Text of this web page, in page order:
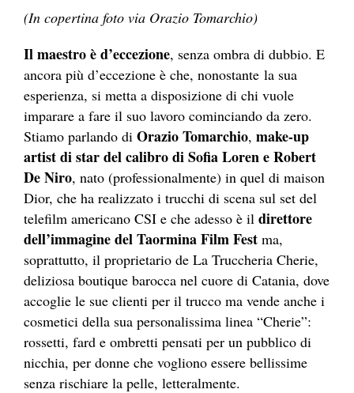
(In copertina foto via Orazio Tomarchio)
Il maestro è d’eccezione, senza ombra di dubbio. E
ancora più d’eccezione è che, nonostante la sua
esperienza, si metta a disposizione di chi vuole
imparare a fare il suo lavoro cominciando da zero.
Stiamo parlando di Orazio Tomarchio, make-up
artist di star del calibro di Sofia Loren e Robert
De Niro, nato (professionalmente) in quel di maison
Dior, che ha realizzato i trucchi di scena sul set del
telefilm americano CSI e che adesso è il direttore
dell’immagine del Taormina Film Fest ma,
soprattutto, il proprietario de La Truccheria Cherie,
deliziosa boutique barocca nel cuore di Catania, dove
accoglie le sue clienti per il trucco ma vende anche i
cosmetici della sua personalissima linea “Cherie”:
rossetti, fard e ombretti pensati per un pubblico di
nicchia, per donne che vogliono essere bellissime
senza rischiare la pelle, letteralmente.